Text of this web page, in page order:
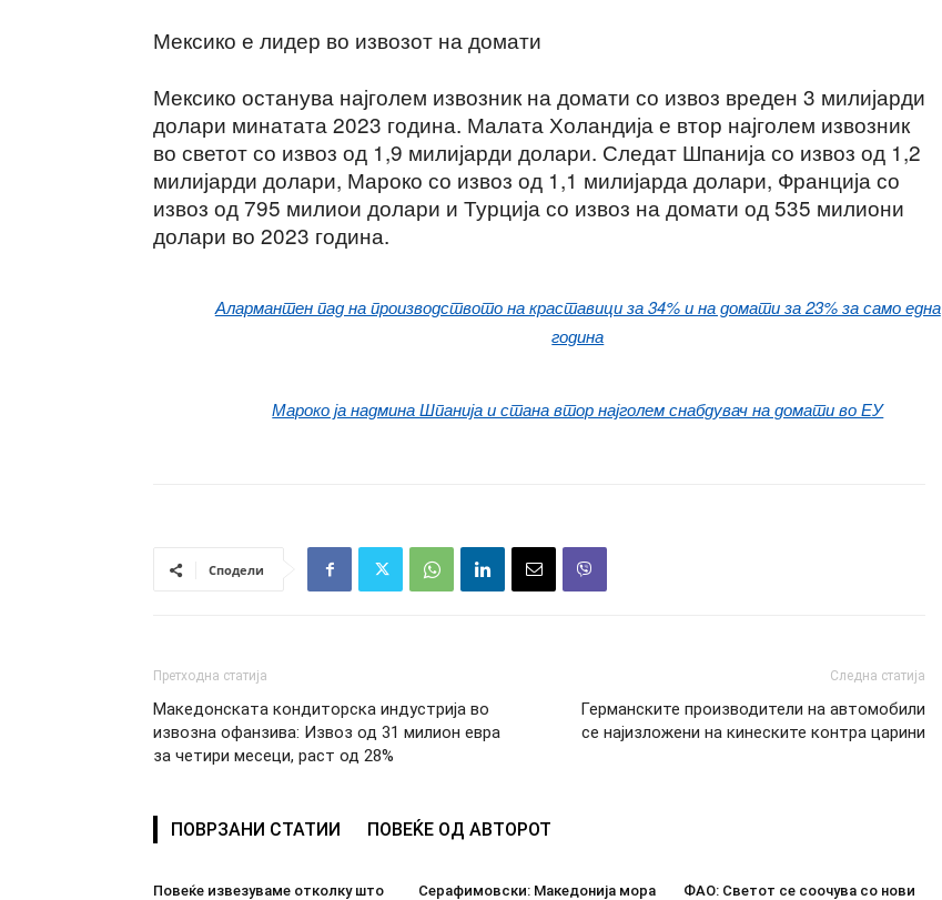
Мексико е лидер во извозот на домати
Мексико останува најголем извозник на домати со извоз вреден 3 милијарди
долари минатата 2023 година. Малата Холандија е втор најголем извозник
во светот со извоз од 1,9 милијарди долари. Следат Шпанија со извоз од 1,2
милијарди долари, Мароко со извоз од 1,1 милијарда долари, Франција со
извоз од 795 милиои долари и Турција со извоз на домати од 535 милиони
долари во 2023 година.
Алармантен пад на производството на краставици за 34% и на домати за 23% за само една
година
Мароко ја надмина Шпанија и стана втор најголем снабдувач на домати во ЕУ
Сподели
Претходна статија
Македонската кондиторска индустрија во
извозна офанзива: Извоз од 31 милион евра
за четири месеци, раст од 28%
Следна статија
Германските производители на автомобили
се најизложени на кинеските контра царини
ПОВРЗАНИ СТАТИИ ПОВЕЌЕ ОД АВТОРОТ
Повеќе извезуваме отколку што Серафимовски: Македонија мора ФАО: Светот се соочува со нови